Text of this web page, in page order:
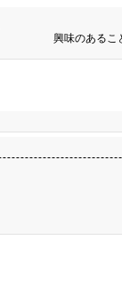
興味のあるこ